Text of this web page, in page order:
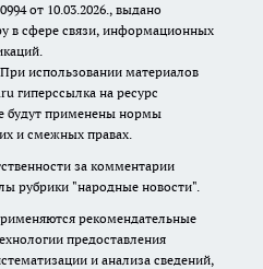
от 10.03.2026., выдано
в сфере связи, информационных
При использовании материалов
гиперссылка на ресурс
будут применены нормы
и смежных правах.
за комментарии
рубрики "народные новости".
рекомендательные
предоставления
и анализа сведений,